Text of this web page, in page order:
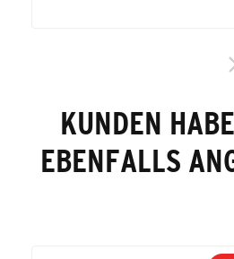
KUNDEN
EBENFALLS